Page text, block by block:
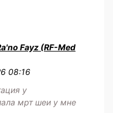
Fayz (RF-Med
08:16
у
мрт шеи у мне